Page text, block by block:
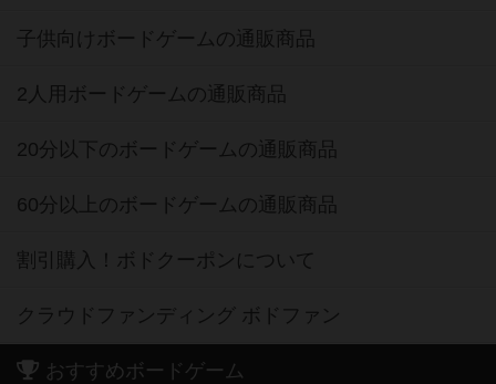
子供向けボードゲームの通販商品
2人用ボードゲームの通販商品
20分以下のボードゲームの通販商品
60分以上のボードゲームの通販商品
割引購入！ボドクーポンについて
クラウドファンディング ボドファン
おすすめボードゲーム